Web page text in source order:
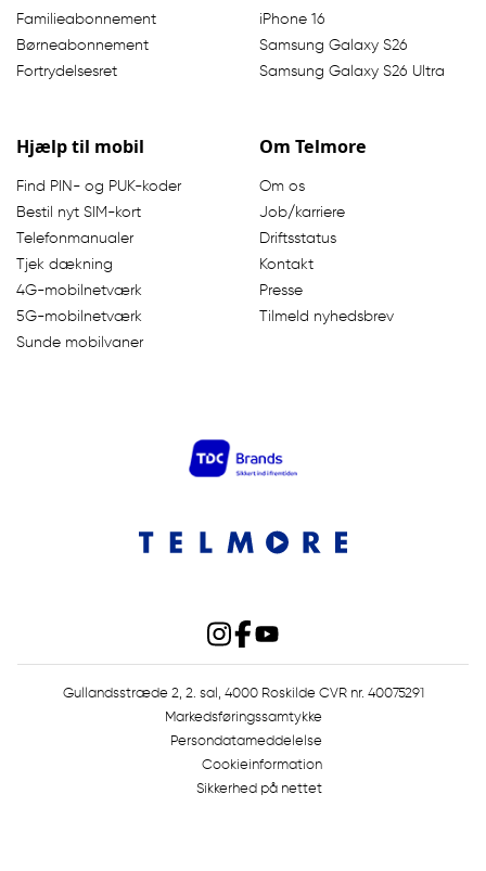
Familieabonnement
Børneabonnement
Fortrydelsesret
iPhone 16
Samsung Galaxy S26
Samsung Galaxy S26 Ultra
Hjælp til mobil
Find PIN- og PUK-koder
Bestil nyt SIM-kort
Telefonmanualer
Tjek dækning
4G-mobilnetværk
5G-mobilnetværk
Sunde mobilvaner
Om Telmore
Om os
Job/karriere
Driftsstatus
Kontakt
Presse
Tilmeld nyhedsbrev
Gullandsstræde 2, 2. sal, 4000 Roskilde CVR nr. 40075291
Markedsføringssamtykke
Persondatameddelelse
Cookieinformation
Sikkerhed på nettet